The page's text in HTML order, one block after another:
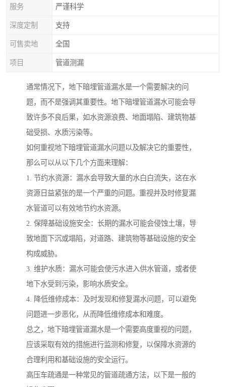
服务 严谨科学
深度定制 支持
可售卖地 全国
项目 管道测漏
通常情况下，地下暗埋管道漏水是一个需要解决的问
题，而不是强调其重要性。地下暗埋管道漏水可能会导
致许多不良后果，如水资源浪费、地面塌陷、建筑物基
础受损、水质污染等。
如何重视地下暗埋管道漏水问题以及解决它的重要性，
那么可以从以下几个方面来理解：
1. 节约水资源：漏水会导致大量的水白白流失，这在水
资源日益紧张的是一个严重的问题。重视并及时修复漏
水管道可以有效地节约水资源。
2. 保障基础设施安全：长期的漏水可能会侵蚀土壤，导
致地面下沉或塌陷，对道路、建筑物等基础设施的安全
构成威胁。
3. 维护水质：漏水可能会使污水进入供水管道，或者使
地下水受到污染，影响水质安全。
4. 降低维修成本：及时发现和修复漏水问题，可以避免
问题进一步恶化，从而降低维修成本和难度。
总之，地下暗埋管道漏水是一个需要高度重视的问题，
应该采取有效的措施进行监测和修复，以保障水资源的
合理利用和基础设施的安全运行。
高压车疏通是一种常见的管道疏通方法，以下是一般的